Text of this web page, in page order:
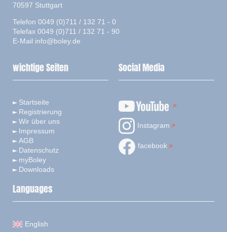
70597 Stuttgart
Telefon 0049 (0)711 / 132 71 - 0
Telefax 0049 (0)711 / 132 71 - 90
E-Mail info@boley.de
wichtige Seiten
Startseite
Registrierung
Wir über uns
Impressum
AGB
Datenschutz
myBoley
Downloads
Social Media
Instagram
facebook
Languages
English